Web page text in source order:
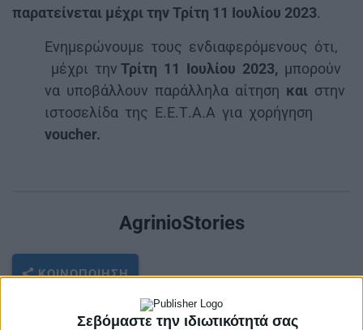
Σεβόμαστε την ιδιωτικότητά σας
παρατείνεται μέχρι την Τρίτη 11 Ιουλίου 2023.
Ενημερώνουμε τους ενδιαφερόμενους ότι,
μέχρι την Τρίτη 11 Ιουλίου 2023, μπορούν
να υποβάλλουν παράλληλα αίτηση και στην
ιστοσελίδα της Ε.Ε.Τ.Α.Α για χορήγηση
voucher.
AgrinioStories
ΚΟΙΝΟΠΟΊΗΣΗ
ΚΟΙ.Π.Α. ΔΗΜΟΥ ΑΓΡΙΝΙΟΥ